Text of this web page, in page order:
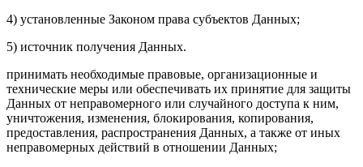
4) установленные Законом права субъектов Данных;
5) источник получения Данных.
принимать необходимые правовые, организационные и
технические меры или обеспечивать их принятие для защиты
Данных от неправомерного или случайного доступа к ним,
уничтожения, изменения, блокирования, копирования,
предоставления, распространения Данных, а также от иных
неправомерных действий в отношении Данных;